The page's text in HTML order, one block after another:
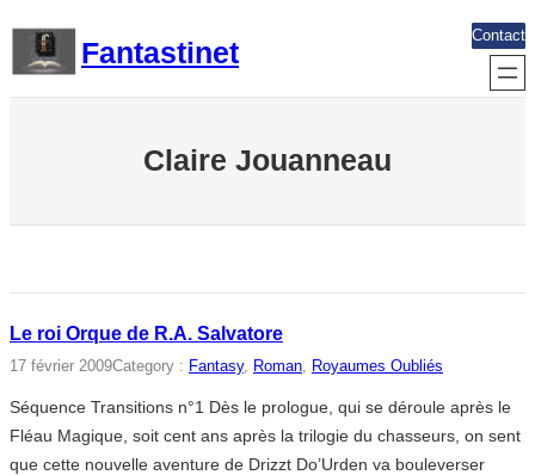
contenu
Fantastinet
Contact
Claire Jouanneau
Le roi Orque de R.A. Salvatore
17 février 2009Category : Fantasy, Roman, Royaumes Oubliés
Séquence Transitions n°1 Dès le prologue, qui se déroule après le
Fléau Magique, soit cent ans après la trilogie du chasseurs, on sent
que cette nouvelle aventure de Drizzt Do’Urden va bouleverser